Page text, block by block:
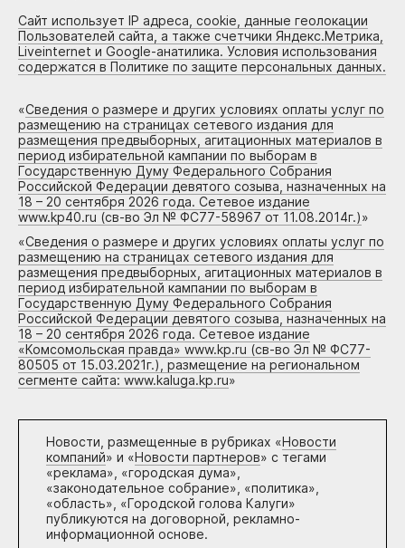
Сайт использует IP адреса, cookie, данные геолокации
Пользователей сайта, а также счетчики Яндекс.Метрика,
Liveinternet и Google-анатилика. Условия использования
содержатся в Политике по защите персональных данных.
«Сведения о размере и других условиях оплаты услуг по
размещению на страницах сетевого издания для
размещения предвыборных, агитационных материалов в
период избирательной кампании по выборам в
Государственную Думу Федерального Собрания
Российской Федерации девятого созыва, назначенных на
18 – 20 сентября 2026 года. Сетевое издание
www.kp40.ru (св-во Эл № ФС77-58967 от 11.08.2014г.)»
«Сведения о размере и других условиях оплаты услуг по
размещению на страницах сетевого издания для
размещения предвыборных, агитационных материалов в
период избирательной кампании по выборам в
Государственную Думу Федерального Собрания
Российской Федерации девятого созыва, назначенных на
18 – 20 сентября 2026 года. Сетевое издание
«Комсомольская правда» www.kp.ru (св-во Эл № ФС77-
80505 от 15.03.2021г.), размещение на региональном
сегменте сайта: www.kaluga.kp.ru»
Новости, размещенные в рубриках «Новости
компаний» и «Новости партнеров» с тегами
«реклама», «городская дума»,
«законодательное собрание», «политика»,
«область», «Городской голова Калуги»
публикуются на договорной, рекламно-
информационной основе.